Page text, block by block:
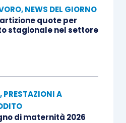
,NEWS DEL GIORNO
quote per
stagionale nel settore
,PRESTAZIONI A
di maternità 2026